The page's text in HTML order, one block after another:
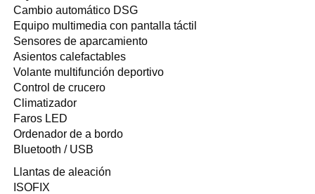
Cambio automático DSG
Equipo multimedia con pantalla táctil
Sensores de aparcamiento
Asientos calefactables
Volante multifunción deportivo
Control de crucero
Climatizador
Faros LED
Ordenador de a bordo
Bluetooth / USB
Llantas de aleación
ISOFIX